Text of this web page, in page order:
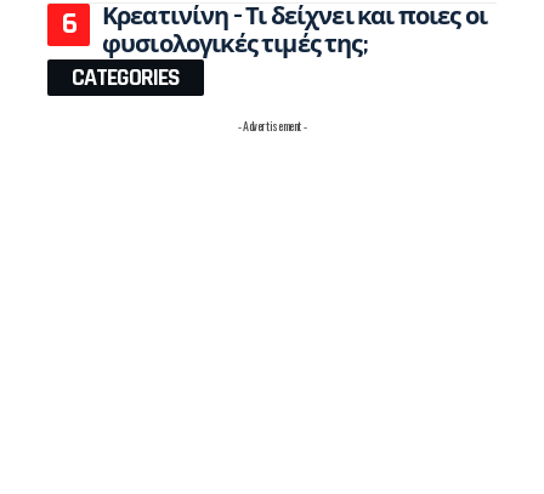
Κρεατινίνη – Τι δείχνει και ποιες οι
φυσιολογικές τιμές της;
CATEGORIES
- Advertisement -